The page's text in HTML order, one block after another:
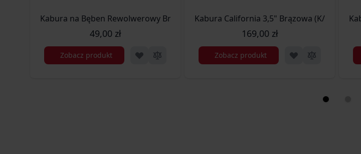
Kabura na Bęben Rewolwerowy Brązowa (K/GUN KABURA BĘBEN BRĄZ)
49,00 zł
Zobacz produkt
Kabura California 3,5" Brązowa (K/GUN
169,00 zł
Zobacz produkt